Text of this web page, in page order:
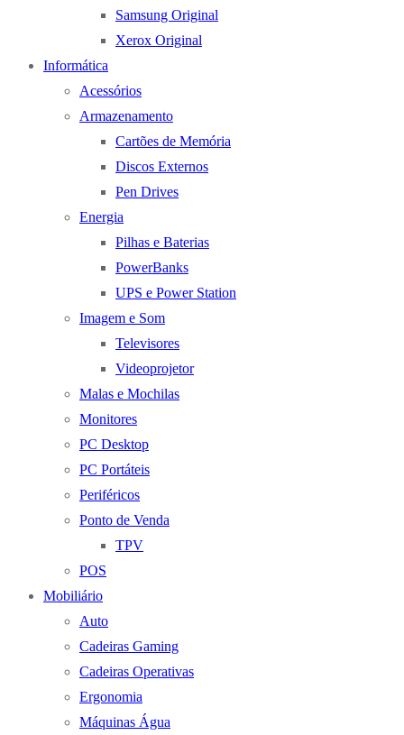
Samsung Original
Xerox Original
Informática
Acessórios
Armazenamento
Cartões de Memória
Discos Externos
Pen Drives
Energia
Pilhas e Baterias
PowerBanks
UPS e Power Station
Imagem e Som
Televisores
Videoprojetor
Malas e Mochilas
Monitores
PC Desktop
PC Portáteis
Periféricos
Ponto de Venda
TPV
POS
Mobiliário
Auto
Cadeiras Gaming
Cadeiras Operativas
Ergonomia
Máquinas Água